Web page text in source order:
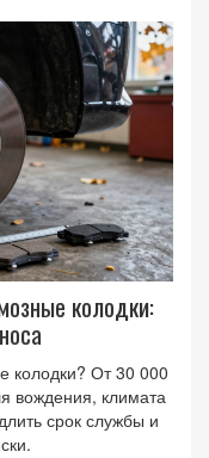
колодки:
колодки? От 30 000
вождения, климата
срок службы и